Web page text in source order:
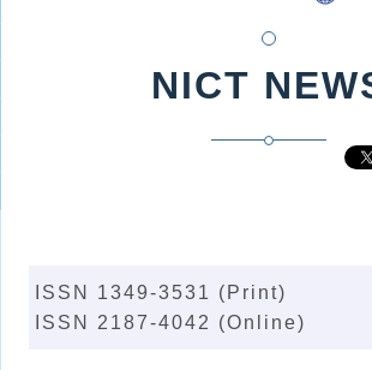
NICT
ISSN 1349-3531 (Print)
ISSN 2187-4042 (Online)